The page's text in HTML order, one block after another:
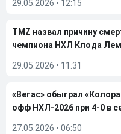
29.05.2026 • 12:15
TMZ назвал причину
чемпиона НХЛ Клода
29.05.2026 • 11:31
«Вегас» обыграл
офф НХЛ-2026 при 4-0 в
27.05.2026 • 06:50